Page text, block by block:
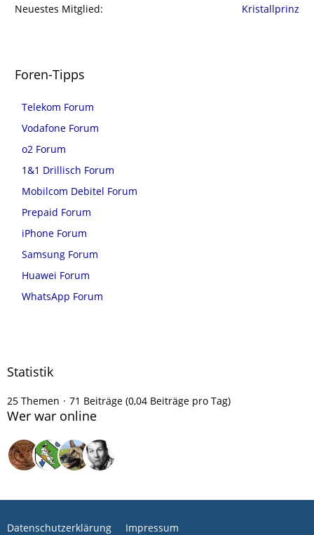
Neuestes Mitglied
Kristallprinz
Foren-Tipps
Telekom Forum
Vodafone Forum
o2 Forum
1&1 Drillisch Forum
Mobilcom Debitel Forum
Prepaid Forum
iPhone Forum
Samsung Forum
Huawei Forum
WhatsApp Forum
Statistik
25 Themen 71 Beiträge (0,04 Beiträge pro Tag)
Wer war online
Datenschutzerklärung Impressum